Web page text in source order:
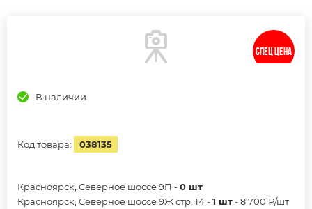
СПЕЦ ЦЕНА
В наличии
Код товара: 038135
Красноярск, Северное шоссе 9П -0 шт
Красноярск, Северное шоссе 9Ж стр. 14 -1 шт- 8 700 ₽/шт